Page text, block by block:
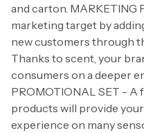
and carton. MARKETING
marketing target by
new customers through
Thanks to scent, your
consumers on a deeper
PROMOTIONAL SET -
products will provide
experience on many